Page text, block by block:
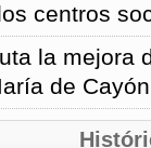
centros
la mejora
de